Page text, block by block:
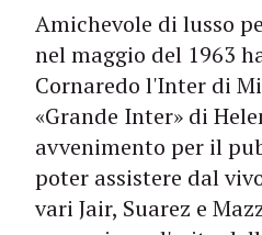
Amichevole di lusso
nel maggio del 1963
Cornaredo l'Inter di
«Grande Inter» di
avvenimento per il
poter assistere dal
vari Jair, Suarez e